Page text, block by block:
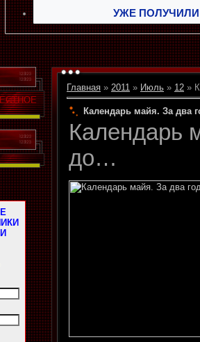
УЖЕ
Главная » 2011 » Июль » 12 »
Календарь майя. За два
Календарь
до…